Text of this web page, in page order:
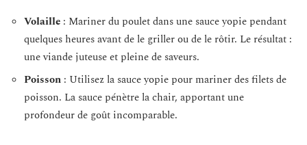
Volaille : Mariner du poulet dans une sauce yopie pendant
quelques heures avant de le griller ou de le rôtir. Le résultat :
une viande juteuse et pleine de saveurs.
Poisson : Utilisez la sauce yopie pour mariner des filets de
poisson. La sauce pénètre la chair, apportant une
profondeur de goût incomparable.